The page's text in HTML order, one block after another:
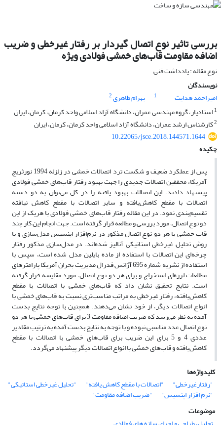
بررسی تاثیر نوع اتصال گیردار بر رفتار غیرخطی و ضریب
اضافه مقاومت قاب‌های خمشی فولادی ویژه
نوع مقاله : یادداشت فنی
نویسندگان
امیراحمد هدایت
1 بهرام طاهری2
1استادیار، گروه مهندسی عمران، دانشگاه آزاد اسلامی واحد کرمان، کرمان، ایران
2کارشناس ارشد عمران، دانشگاه آزاد اسلامی واحد کرمان، کرمان، ایران
10.22065/jsce.2018.144571.1644
چکیده
پس از عملکرد ضعیف و شکست ترد اتصالات خمشی در زلزله 1994 نورثریج
آمریکا، محققین اتصالات جدیدی را جهت بهبود رفتار قاب‌های خمشی فولادی
پیشنهاد دادند. این اتصالات بهبود یافته را در کل می‌توان به دو دسته
اتصالات با مقطع کاهش‌یافته و سایر اتصالات با مقطع کاهش نیافته
تقسیم‌بندی نمود. در این مقاله رفتار قاب‌های خمشی فولادی با هریک از این
دو نوع اتصال، مورد بررسی و مطالعه قرار گرفته است. جهت انجام این کار چند
قاب خمشی با هر دو نوع اتصال مذکور در نرم‌افزار اپنسیس مدل‌سازی و با
روش تحلیل غیرخطی استاتیکی آنالیز شده‌اند. در مدل‌سازی مذکور رفتار
چرخه‌ای این اتصالات با استفاده از ماده بایلین مدل شده است، سپس با
استفاده از نشریه شماره 695 آژانس فدرال مدیریت بحران آمریکا پارامترهای
مطالعات لرزه‌ای استخراج و برای هر دو نوع اتصال، مورد مقایسه قرار گرفته
است. نتایج تحقیق نشان داد که قاب‌های خمشی با اتصالات با مقطع
کاهش‌یافته، رفتار غیرخطی به مراتب مناسب‌تری نسبت به قاب‌های خمشی با
انواع اتصالات دیگر، از خود نشان می‌دهند. همچنین با توجه نتایج بدست
آمده به نظر می‌رسد که ضریب اضافه مقاومت 3 برای قاب‌های خمشی با هر دو
نوع اتصال عدد مناسبی نبوده و با توجه به نتایج بدست آمده به ترتیب مقادیر
عددی 4 و 5 برای این ضریب برای قا‌ب‌های خمشی با اتصالات با مقطع
کاهش‌یافته و قاب‌های خمشی با انواع اتصالات دیگر پیشنهاد می‌گردد.
کلیدواژه‌ها
"رفتارغیرخطی"
"اتصالات با مقطع کاهش یافته" "تحلیل غیرخطی استاتیکی"
"نرم افزار اپنسیس"
"ضریب اضافه مقاومت"
موضوعات